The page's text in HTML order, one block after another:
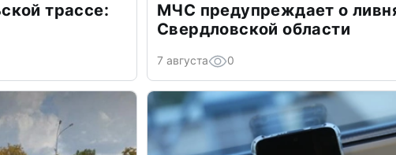
трассе:
МЧС предупреждает о
Свердловской области
7 августа 0